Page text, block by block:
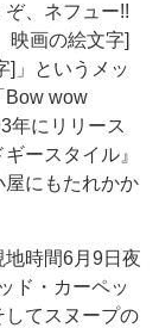
、ネフュー!!
映画の絵文字]
]」というメッ
Bow wow
年にリリース
ースタイル』
にもたれかか
時間6月9日夜
ド・カーペッ
してスヌープの